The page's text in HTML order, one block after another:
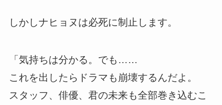
しかしナヒョヌは必死に制止します。
「気持ちは分かる。でも……
これを出したらドラマも崩壊するんだよ。
スタッフ、俳優、君の未来も全部巻き込むこ